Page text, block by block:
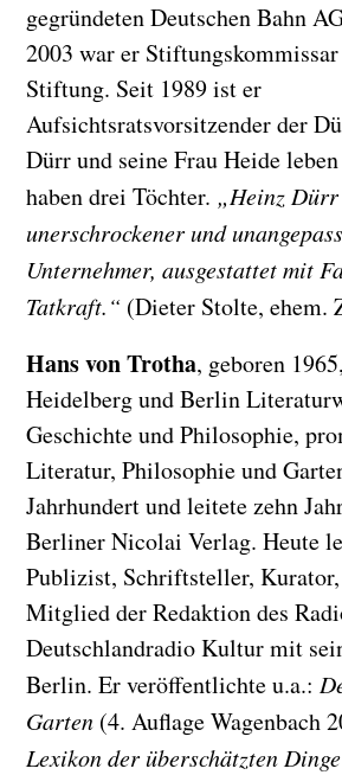
gegründeten Deutschen Bahn
2003 war er
Stiftung. Seit 1989 ist er
Aufsichtsratsvorsitzender der
Dürr und seine Frau Heide
haben drei Töchter. „Heinz
unerschrockener und
Unternehmer, ausgestattet mit
Tatkraft.“ (Dieter Stolte, ehem.
Hans von Trotha, geboren
Heidelberg und Berlin
Geschichte und Philosophie,
Literatur, Philosophie und
Jahrhundert und leitete zehn
Berliner Nicolai Verlag. Heute
Publizist, Schriftsteller,
Mitglied der Redaktion des
Deutschlandradio Kultur mit
Berlin. Er veröffentlichte u.a.:
Garten (4. Auflage Wagenbach
Lexikon der überschätzten Dinge